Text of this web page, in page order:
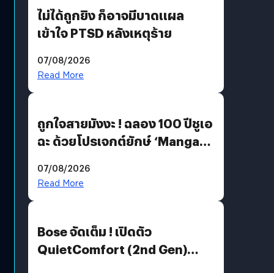
ไม่ได้ถูกยิง ก็อาจมีบาดแผล
เข้าใจ PTSD หลังเหตุร้าย
07/08/2026
Read More
ถูกใจสายมังงะ ! ฉลอง 100 ปีชูเอ
ฉะ ด้วยโปรเจกต์ยักษ์ ‘Manga
มีภาษาไทยด้วย
07/08/2026
Read More
Bose จัดเต็ม ! เปิดตัว
QuietComfort (2nd Gen)